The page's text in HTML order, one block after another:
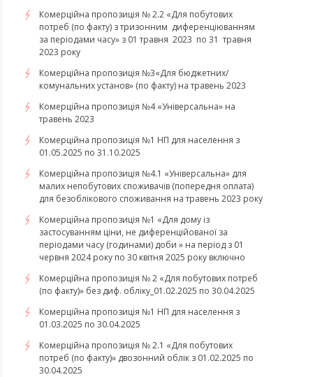
Комерційна пропозиція № 2.2 «Для побутових
потреб (по факту) з тризонним диференціюванням
за періодами часу» з 01 травня 2023 по 31 травня
2023 року
​​​​​​​Комерційна пропозиція №3«Для бюджетних/
комунальних установ» (по факту) на травень 2023
Комерційна пропозиція №4 «Універсальна» на
травень 2023
Комерційна пропозиція №1 НП для населення з
01.05.2025 по 31.10.2025
Комерційна пропозиція №4.1 «Універсальна» для
малих непобутових споживачів (попередня оплата)
для безоблікового споживання на травень 2023 року
Комерційна пропозиція №1 «Для дому із
застосуванням ціни, не диференційованої за
періодами часу (годинами) доби » на період з 01
червня 2024 року по 30 квітня 2025 року включно
Комерційна пропозиція № 2 «Для побутових потреб
(по факту)» без диф. обліку_01.02.2025 по 30.04.2025
Комерційна пропозиція №1 НП для населення з
01.03.2025 по 30.04.2025
Комерційна пропозиція № 2.1 «Для побутових
потреб (по факту)» двозонний облік з 01.02.2025 по
30.04.2025